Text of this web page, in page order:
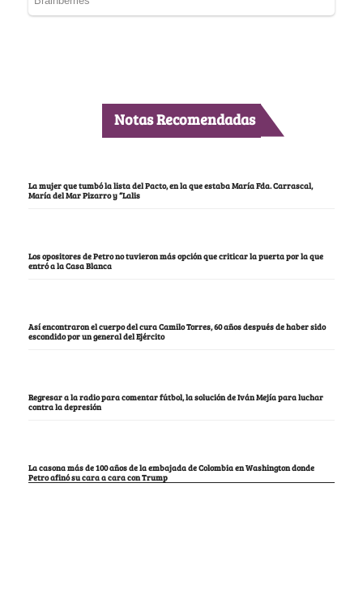
Notas Recomendadas
La mujer que tumbó la lista del Pacto, en la que estaba María Fda. Carrascal,
María del Mar Pizarro y “Lalis
Los opositores de Petro no tuvieron más opción que criticar la puerta por la que
entró a la Casa Blanca
Así encontraron el cuerpo del cura Camilo Torres, 60 años después de haber sido
escondido por un general del Ejército
Regresar a la radio para comentar fútbol, la solución de Iván Mejía para luchar
contra la depresión
La casona más de 100 años de la embajada de Colombia en Washington donde
Petro afinó su cara a cara con Trump